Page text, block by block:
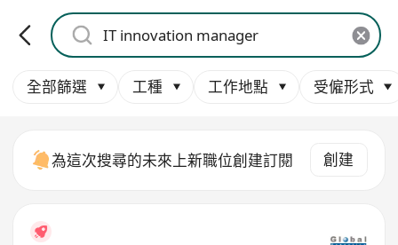
全部篩選 工種 工作地點 受僱形式
為這次搜尋的未來上新職位創建訂閱 創建